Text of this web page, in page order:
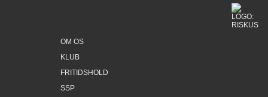
OM OS
KLUB
FRITIDSHOLD
SSP